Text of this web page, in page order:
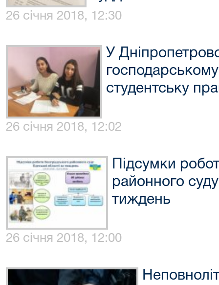
26 січня 2018, 12:30
У
студентську
26 січня 2018, 12:02
Підсумки
районного
тиждень
26 січня 2018, 12:00